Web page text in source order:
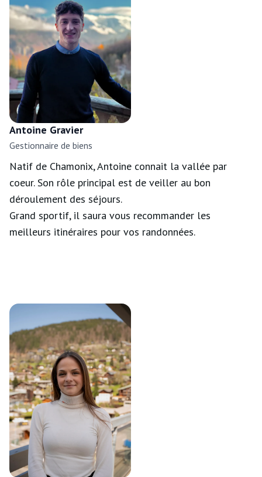
Antoine Gravier
Gestionnaire de biens
Natif de Chamonix, Antoine connait la vallée par
coeur. Son rôle principal est de veiller au bon
déroulement des séjours.
Grand sportif, il saura vous recommander les
meilleurs itinéraires pour vos randonnées.